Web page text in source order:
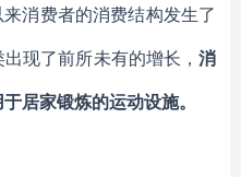
消费者的消费结构发生了
现了前所未有的增长， 消
居家锻炼的运动设施。